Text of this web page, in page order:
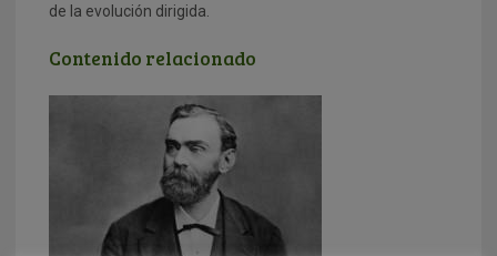
de la evolución dirigida.
Contenido relacionado